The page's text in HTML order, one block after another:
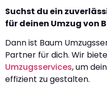
Suchst du ein
für deinen Umzug von
Dann ist Baum
Partner für dich. Wir
Umzugsservices, um
effizient zu gestalten.